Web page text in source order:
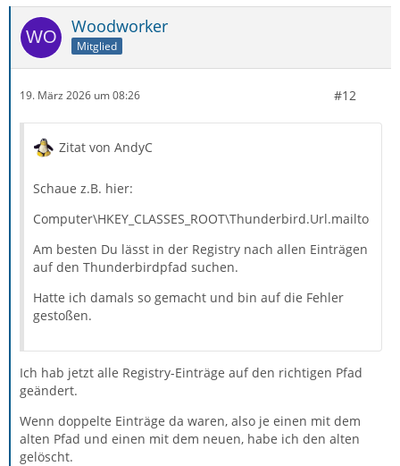
Woodworker
Mitglied
19. März 2026 um 08:26 #12
Zitat von AndyC
Schaue z.B. hier:
Computer\HKEY_CLASSES_ROOT\Thunderbird.Url.mailto
Am besten Du lässt in der Registry nach allen Einträgen
auf den Thunderbirdpfad suchen.
Hatte ich damals so gemacht und bin auf die Fehler
gestoßen.
Ich hab jetzt alle Registry-Einträge auf den richtigen Pfad
geändert.
Wenn doppelte Einträge da waren, also je einen mit dem
alten Pfad und einen mit dem neuen, habe ich den alten
gelöscht.